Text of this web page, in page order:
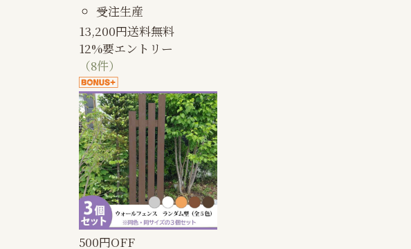
受注生産
13,200円送料無料
12%要エントリー
（8件）
500円OFF